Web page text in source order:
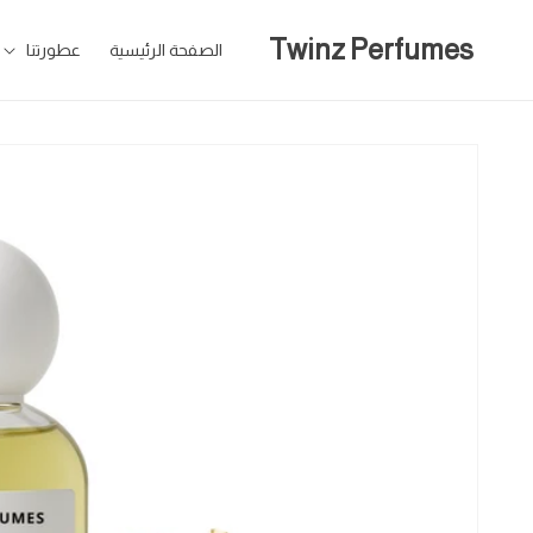
Twinz Perfumes الصفحة الرئيسية عطورتنا